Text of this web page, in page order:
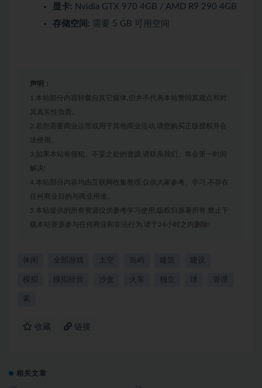
显卡: Nvidia GTX 970 4GB / AMD R9 290 4GB
存储空间: 需要 5 GB 可用空间
声明：
1.本站部分内容转载自其它媒体,但并不代表本站赞同其观点和对
其真实性负责。
2.若您需要商业运营或用于其他商业活动,请您购买正版授权并合
法使用。
3.如果本站有侵犯、不妥之处的资源,请联系我们。将会第一时间
解决!
4.本站部分内容均由互联网收集整理,仅供大家参考、学习,不存在
任何商业目的与商业用途。
5.本站提供的所有资源仅供参考学习使用,版权归原著所有,禁止下
载本站资源参与任何商业和非法行为,请于24小时之内删除!
休闲 全部游戏 太空 岛屿 建筑 建设
模拟 模拟经营 沙盒 火车 独立 球 管理
索
收藏 链接
相关文章